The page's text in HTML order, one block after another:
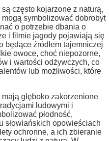
są często kojarzone z naturą,
symbolizować dobrobyt
o potrzebie dbania o
i filmie jagody pojawiają się
będące źródłem tajemniczej
owoce, choć niepozorne,
i wartości odżywczych, co
lub możliwości, które
głęboko zakorzenione
ludowymi i
płodność,
słowiańskich opowieściach
ochronne, a ich zbieranie